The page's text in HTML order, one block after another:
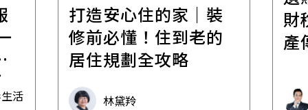
活
打造安心住的家｜裝
修前必懂！住到老的
居住規劃全攻略
林黛羚
財
產